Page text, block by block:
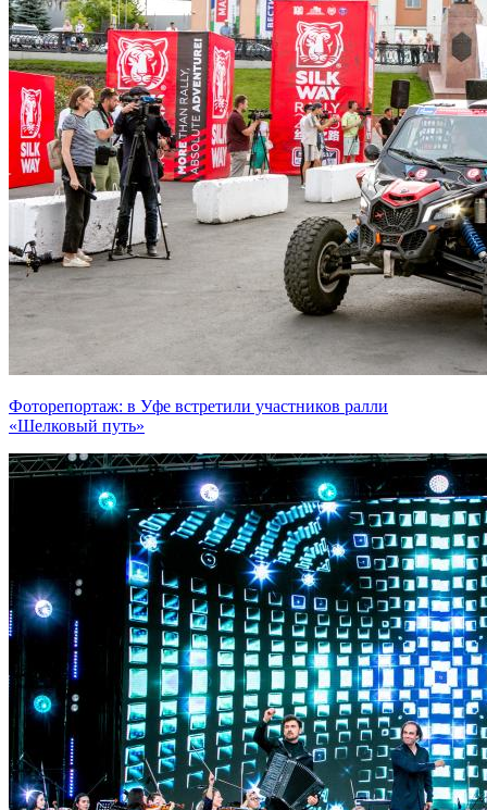
Фоторепортаж: в Уфе встретили участников ралли
«Шелковый путь»